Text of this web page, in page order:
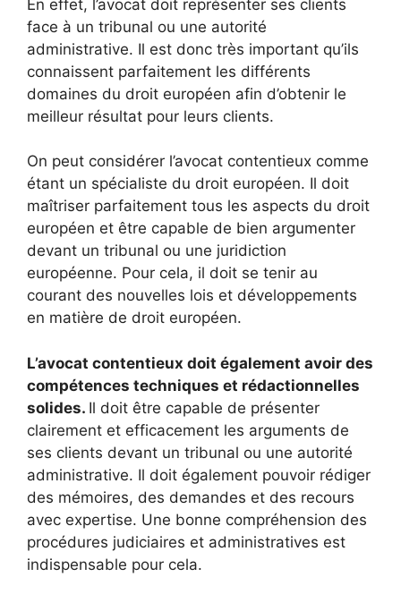
En effet, l’avocat doit représenter ses clients
face à un tribunal ou une autorité
administrative. Il est donc très important qu’ils
connaissent parfaitement les différents
domaines du droit européen afin d’obtenir le
meilleur résultat pour leurs clients.
On peut considérer l’avocat contentieux comme
étant un spécialiste du droit européen. Il doit
maîtriser parfaitement tous les aspects du droit
européen et être capable de bien argumenter
devant un tribunal ou une juridiction
européenne. Pour cela, il doit se tenir au
courant des nouvelles lois et développements
en matière de droit européen.
L’avocat contentieux doit également avoir des
compétences techniques et rédactionnelles
solides. Il doit être capable de présenter
clairement et efficacement les arguments de
ses clients devant un tribunal ou une autorité
administrative. Il doit également pouvoir rédiger
des mémoires, des demandes et des recours
avec expertise. Une bonne compréhension des
procédures judiciaires et administratives est
indispensable pour cela.